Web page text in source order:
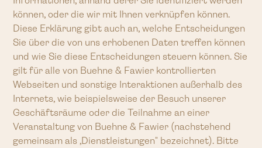
können, oder die wir mit Ihnen verknüpfen können.
Diese Erklärung gibt auch an, welche Entscheidungen
Sie über die von uns erhobenen Daten treffen können
und wie Sie diese Entscheidungen steuern können. Sie
gilt für alle von Buehne & Fawier kontrollierten
Webseiten und sonstige Interaktionen außerhalb des
Internets, wie beispielsweise der Besuch unserer
Geschäftsräume oder die Teilnahme an einer
Veranstaltung von Buehne & Fawier (nachstehend
gemeinsam als ‚Dienstleistungen" bezeichnet). Bitte